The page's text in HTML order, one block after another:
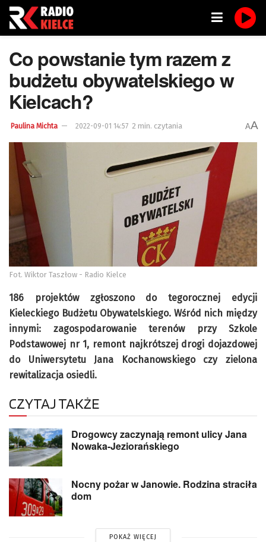
Co powstanie tym razem z
budżetu obywatelskiego w
Kielcach?
Paulina Michta 2022-09-01 14:57 2 min. czytania AA
Fot. Wiktor Taszłow - Radio Kielce
186 projektów zgłoszono do tegorocznej edycji
Kieleckiego Budżetu Obywatelskiego. Wśród nich między
innymi: zagospodarowanie terenów przy Szkole
Podstawowej nr 1, remont najkrótszej drogi dojazdowej
do Uniwersytetu Jana Kochanowskiego czy zielona
rewitalizacja osiedli.
CZYTAJ TAKŻE
Drogowcy zaczynają remont ulicy Jana
Nowaka-Jeziorańskiego
Nocny pożar w Janowie. Rodzina straciła
dom
POKAŻ WIĘCEJ